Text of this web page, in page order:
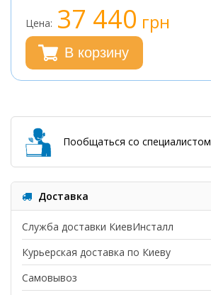
Цена: 37 440 грн
В корзину
Пообщаться со специалистом
Доставка
Служба доставки КиевИнсталл
Курьерская доставка по Киеву
Самовывоз